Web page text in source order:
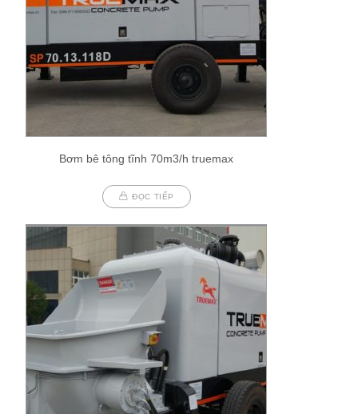
Bơm bê tông tĩnh 70m3/h truemax
ĐỌC TIẾP